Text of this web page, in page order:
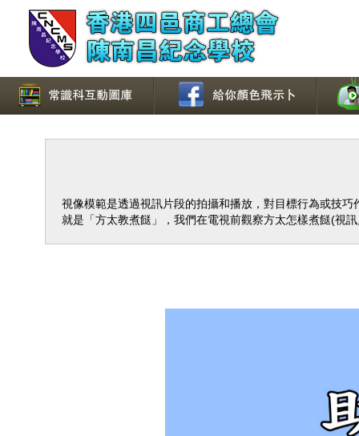
視像模範是透過視訊片段的拍攝和播放，對目標行為或技
就是「方太教煮餸」，我們在電視前觀察方太怎樣煮餸(視